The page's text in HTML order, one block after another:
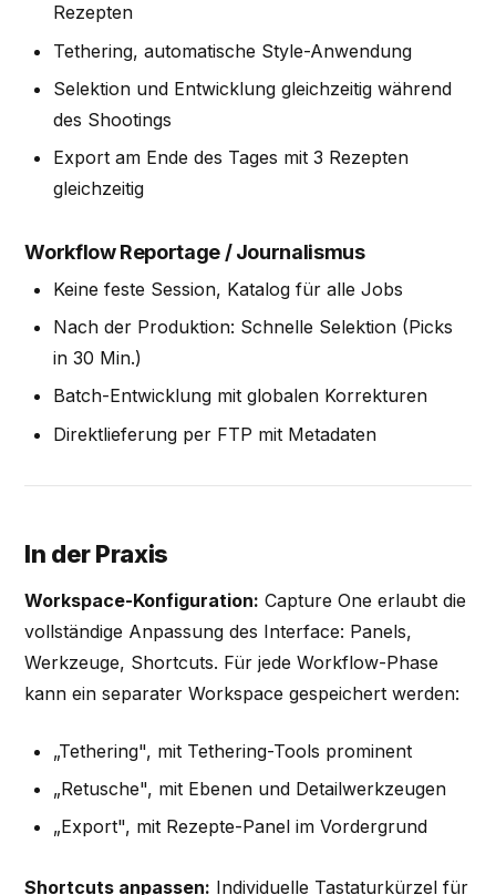
Rezepten
Tethering, automatische Style-Anwendung
Selektion und Entwicklung gleichzeitig während
des Shootings
Export am Ende des Tages mit 3 Rezepten
gleichzeitig
Workflow Reportage / Journalismus
Keine feste Session, Katalog für alle Jobs
Nach der Produktion: Schnelle Selektion (Picks
in 30 Min.)
Batch-Entwicklung mit globalen Korrekturen
Direktlieferung per FTP mit Metadaten
In der Praxis
Workspace-Konfiguration: Capture One erlaubt die
vollständige Anpassung des Interface: Panels,
Werkzeuge, Shortcuts. Für jede Workflow-Phase
kann ein separater Workspace gespeichert werden:
„Tethering", mit Tethering-Tools prominent
„Retusche", mit Ebenen und Detailwerkzeugen
„Export", mit Rezepte-Panel im Vordergrund
Shortcuts anpassen: Individuelle Tastaturkürzel für